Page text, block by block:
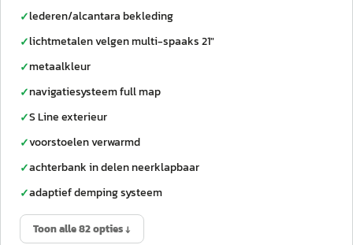
✓lederen/alcantara bekleding
✓lichtmetalen velgen multi-spaaks 21"
✓metaalkleur
✓navigatiesysteem full map
✓S Line exterieur
✓voorstoelen verwarmd
✓achterbank in delen neerklapbaar
✓adaptief demping systeem
Toon alle 82 opties ↓